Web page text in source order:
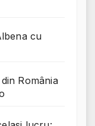
cu
România